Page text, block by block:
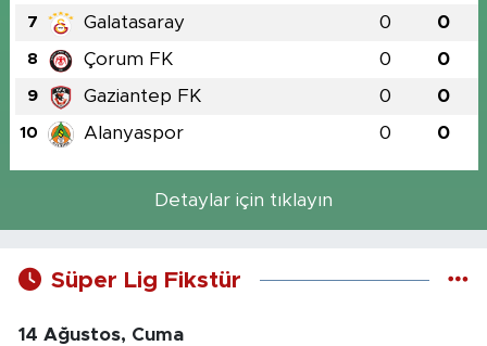
7 Galatasaray 0 0
8 Çorum FK 0 0
9 Gaziantep FK 0 0
10 Alanyaspor 0 0
Detaylar için tıklayın
Süper Lig Fikstür
14 Ağustos, Cuma